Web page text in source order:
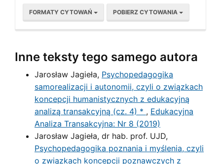
FORMATY CYTOWAŃ POBIERZ CYTOWANIA
Inne teksty tego samego autora
Jarosław Jagieła, Psychopedagogika
samorealizacji i autonomii, czyli o związkach
koncepcji humanistycznych z edukacyjną
analizą transakcyjną (cz. 4) * , Edukacyjna
Analiza Transakcyjna: Nr 8 (2019)
Jarosław Jagieła, dr hab. prof. UJD,
Psychopedagogika poznania i myślenia, czyli
o związkach koncepcji poznawczych z